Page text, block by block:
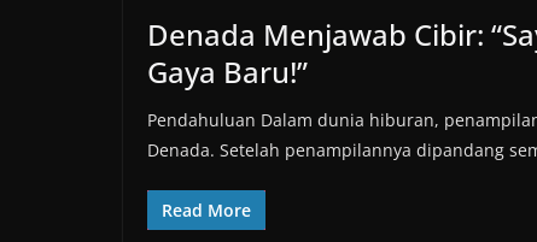
Denada Menjawab Cibir:
Gaya Baru!”
Pendahuluan Dalam dunia hiburan,
Denada. Setelah penampilannya dipandang
Read More